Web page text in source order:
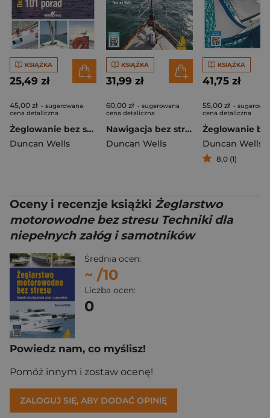
KSIĄŻKA
25,49 zł
45,00 zł - sugerowana
cena detaliczna
Żeglowanie bez stresu. 101 porad
Duncan Wells
KSIĄŻKA
31,99 zł
60,00 zł - sugerowana
cena detaliczna
Nawigacja bez stresu. Elektroniczna i tradycyjna
Duncan Wells
KSIĄŻKA
41,75 zł
55,00 zł -
cena detaliczna
Duncan Wells
8,0 (1)
Oceny i recenzje książki Żeglarstwo
motorowodne bez stresu Techniki dla
niepełnych załóg i samotników
Średnia ocen:
~ /10
Liczba ocen:
0
Powiedz nam, co myślisz!
Pomóż innym i zostaw ocenę!
ZALOGUJ SIĘ, ABY DODAĆ OPINIĘ